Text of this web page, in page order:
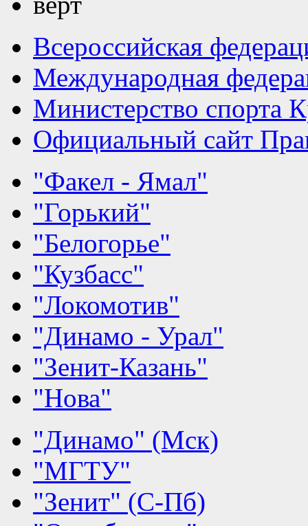
Всероссийская
Международная
Министерство спорта
Официальный сайт
"Факел - Ямал"
"Горький"
"Белогорье"
"Кузбасс"
"Локомотив"
"Динамо - Урал"
"Зенит-Казань"
"Нова"
"Динамо" (Мск)
"МГТУ"
"Зенит" (С-Пб)